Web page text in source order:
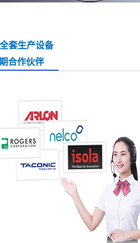
套生产设备
合作伙伴